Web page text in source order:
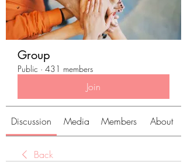
Group
Public · 431 members
Join
Discussion Media Members About
Back